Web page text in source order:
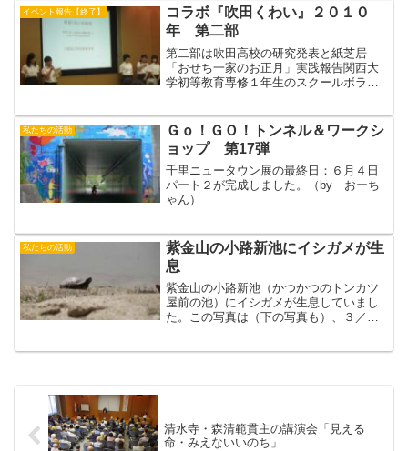
す。昨日（3日）も実行委員会の面々が集
まり、男性陣は工作、女性...
イベント報告【終了】
コラボ『吹田くわい』２０１０
年 第二部
第二部は吹田高校の研究発表と紙芝居
「おせち一家のお正月」実践報告関西大
学初等教育専修１年生のスクールボラン
NPO法人すいた環境学習協会の稲山三郎
さんが「環境学習と吹田く...
私たちの活動
Ｇｏ！ＧＯ！トンネル＆ワークシ
ョップ 第17弾
千里ニュータウン展の最終日：６月４日
パート２が完成しました。（by おーち
ゃん）
私たちの活動
紫金山の小路新池にイシガメが生
息
紫金山の小路新池（かつかつのトンカツ
屋前の池）にイシガメが生息していまし
た。この写真は（下の写真も）、３／１
清水寺・森清範貫主の講演会「見える
命・みえないいのち」